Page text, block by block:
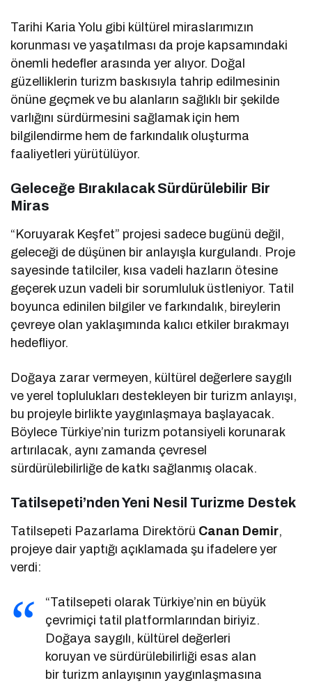
Tarihi Karia Yolu gibi kültürel miraslarımızın
korunması ve yaşatılması da proje kapsamındaki
önemli hedefler arasında yer alıyor. Doğal
güzelliklerin turizm baskısıyla tahrip edilmesinin
önüne geçmek ve bu alanların sağlıklı bir şekilde
varlığını sürdürmesini sağlamak için hem
bilgilendirme hem de farkındalık oluşturma
faaliyetleri yürütülüyor.
Geleceğe Bırakılacak Sürdürülebilir Bir
Miras
“Koruyarak Keşfet” projesi sadece bugünü değil,
geleceği de düşünen bir anlayışla kurgulandı. Proje
sayesinde tatilciler, kısa vadeli hazların ötesine
geçerek uzun vadeli bir sorumluluk üstleniyor. Tatil
boyunca edinilen bilgiler ve farkındalık, bireylerin
çevreye olan yaklaşımında kalıcı etkiler bırakmayı
hedefliyor.
Doğaya zarar vermeyen, kültürel değerlere saygılı
ve yerel toplulukları destekleyen bir turizm anlayışı,
bu projeyle birlikte yaygınlaşmaya başlayacak.
Böylece Türkiye’nin turizm potansiyeli korunarak
artırılacak, aynı zamanda çevresel
sürdürülebilirliğe de katkı sağlanmış olacak.
Tatilsepeti’nden Yeni Nesil Turizme Destek
Tatilsepeti Pazarlama Direktörü Canan Demir,
projeye dair yaptığı açıklamada şu ifadelere yer
verdi:
“Tatilsepeti olarak Türkiye’nin en büyük
çevrimiçi tatil platformlarından biriyiz.
Doğaya saygılı, kültürel değerleri
koruyan ve sürdürülebilirliği esas alan
bir turizm anlayışının yaygınlaşmasına